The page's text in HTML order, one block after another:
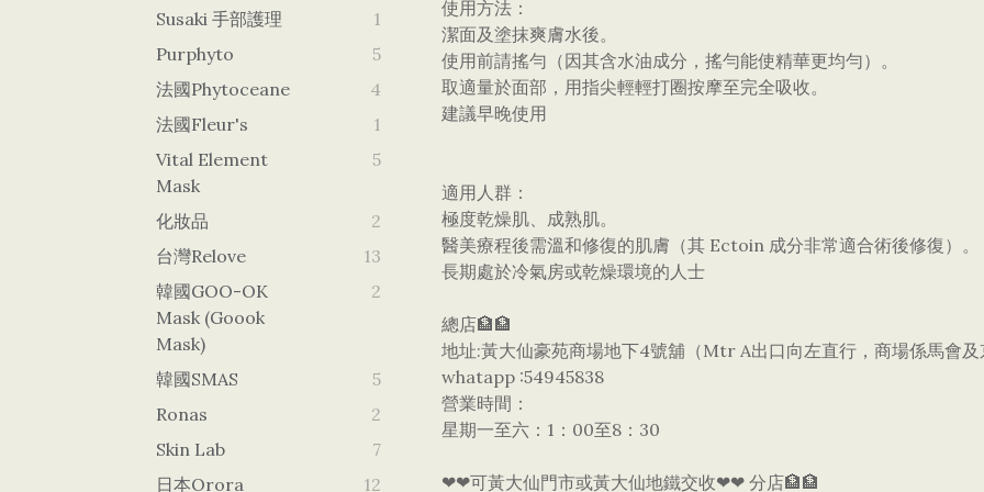
Susaki 手部護理
1
Purphyto
5
法國Phytoceane
4
法國Fleur's
1
Vital Element
Mask
5
化妝品
2
台灣Relove
13
韓國GOO-OK
Mask (goook
Mask)
2
韓國SMAS
5
Ronas
2
Skin Lab
7
日本orora
12
​使用方法：
​潔面及塗抹爽膚水後。
​使用前請搖勻（因其含水油成分，搖勻能使精華更均勻）。
​取適量於面部，用指尖輕輕打圈按摩至完全吸收。
​建議早晚使用
​適用人群：
​極度乾燥肌、成熟肌。
​醫美療程後需溫和修復的肌膚（其 Ectoin 成分非常適合術後修復）。
​長期處於冷氣房或乾燥環境的人士
總店🏦🏦
地址:黃大仙豪苑商場地下4號舖（Mtr A出口向左直行，商場係馬會及
whatapp :54945838
營業時間：
星期一至六：1：00至8：30
❤❤可黃大仙門市或黃大仙地鐵交收❤❤ 分店🏦🏦